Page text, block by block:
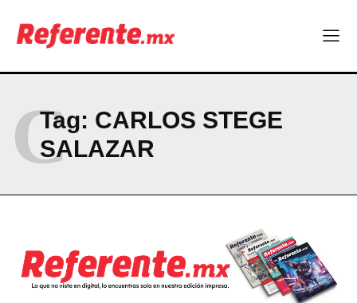
ABOUT
PRIVACY POLICY
NEWSLETTER
Tag: CARLOS STEGE
SALAZAR
C